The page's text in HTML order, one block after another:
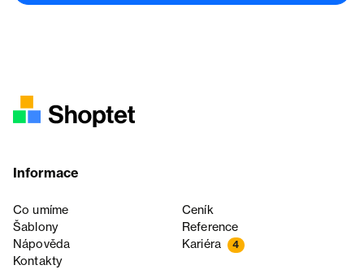
Informace
Co umíme
Ceník
Šablony
Reference
Nápověda
Kariéra 4
Kontakty